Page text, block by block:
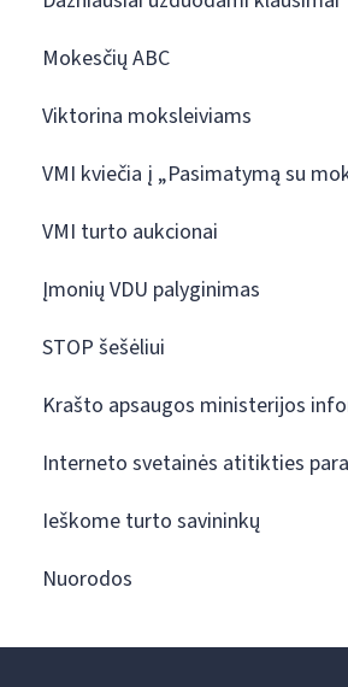
Mokesčių ABC
Viktorina moksleiviams
VMI kviečia į „Pasimatymą su
VMI turto aukcionai
Įmonių VDU palyginimas
STOP šešėliui
Krašto apsaugos ministerijos
Interneto svetainės atitikties
Ieškome turto savininkų
Nuorodos